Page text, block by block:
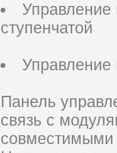
Управление
ступенчатой
Управление
Панель
связь с
совместимыми